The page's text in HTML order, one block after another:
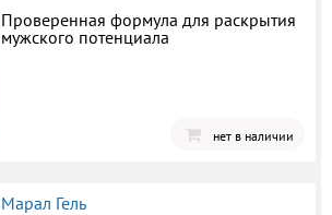
Проверенная формула для раскрытия
мужского потенциала
нет в наличии
Марал Гель